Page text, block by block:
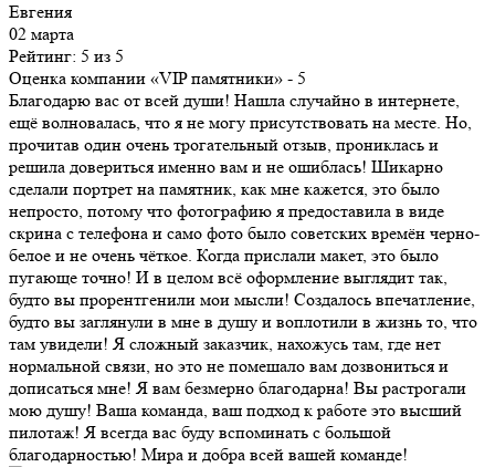
Евгения
02 марта
Рейтинг: 5 из 5
Оценка компании «VIP памятники» - 5
Благодарю вас от всей души! Нашла случайно в интернете,
ещё волновалась, что я не могу присутствовать на месте. Но,
прочитав один очень трогательный отзыв, прониклась и
решила довериться именно вам и не ошиблась! Шикарно
сделали портрет на памятник, как мне кажется, это было
непросто, потому что фотографию я предоставила в виде
скрина с телефона и само фото было советских времён черно-
белое и не очень чёткое. Когда прислали макет, это было
пугающе точно! И в целом всё оформление выглядит так,
будто вы прорентгенили мои мысли! Создалось впечатление,
будто вы заглянули в мне в душу и воплотили в жизнь то, что
там увидели! Я сложный заказчик, нахожусь там, где нет
нормальной связи, но это не помешало вам дозвониться и
дописаться мне! Я вам безмерно благодарна! Вы растрогали
мою душу! Ваша команда, ваш подход к работе это высший
пилотаж! Я всегда вас буду вспоминать с большой
благодарностью! Мира и добра всей вашей команде!